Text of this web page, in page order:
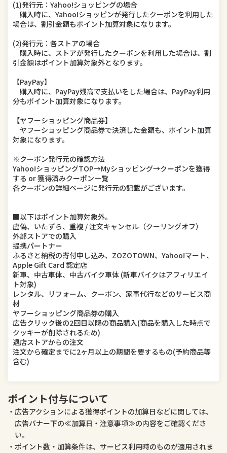
(1)発行元：Yahoo!ショッピングの場合
購入時に、Yahoo!ショッピンが発行したクーポンを利用した
場合は、割引金額もポイント加算対象になります。
(2)発行元：各ストアの場合
購入時に、ストアが発行したクーポンを利用した場合は、割
引金額はポイント加算対象外となります。
【PayPay】
購入時に、PayPay残高で支払いをした場合は、PayPay利用
分もポイント加算対象になります。
【ヤフーショッピング商品券】
ヤフーショッピング商品券で決済した金額も、ポイント加算
対象になります。
※クーポン発行元の確認方法
Yahoo!ショッピングTOP→Myショッピング→クーポンを獲得
する or 獲得済みクーポン一覧
各クーポンの詳細ページに発行元の記載がございます。
■以下はポイント加算対象外。
虚偽、いたずら、重複 / 注文キャンセル（クーリングオフ）
外部ストアでの購入
提携パートナー
ふるさと納税の寄付申し込み、ZOZOTOWN、Yahoo!マート、
Apple Gift Card 認定店
新車、中古車体、中古バイク車体 (新車バイクはアフィリエイ
ト対象)
レンタル、リフォーム、クーポン、家事代行などのサービス商
材
ヤフーショッピング商品券の購入
広告クリック後の2回目以降の商品購入(商品を購入した時点で
クッキーが削除されるため)
退店ストアからの注文
注文から確定までに2ヶ月以上の期間を要するもの(予約商品等
含む)
ポイント付与について
広告アクションによる獲得ポイントの加算日などに関しては、
広告バナー下の≪加算日・注意事項≫の内容をご確認くださ
い。
ポイント数・加算条件は、サービス利用時のものが適用されま